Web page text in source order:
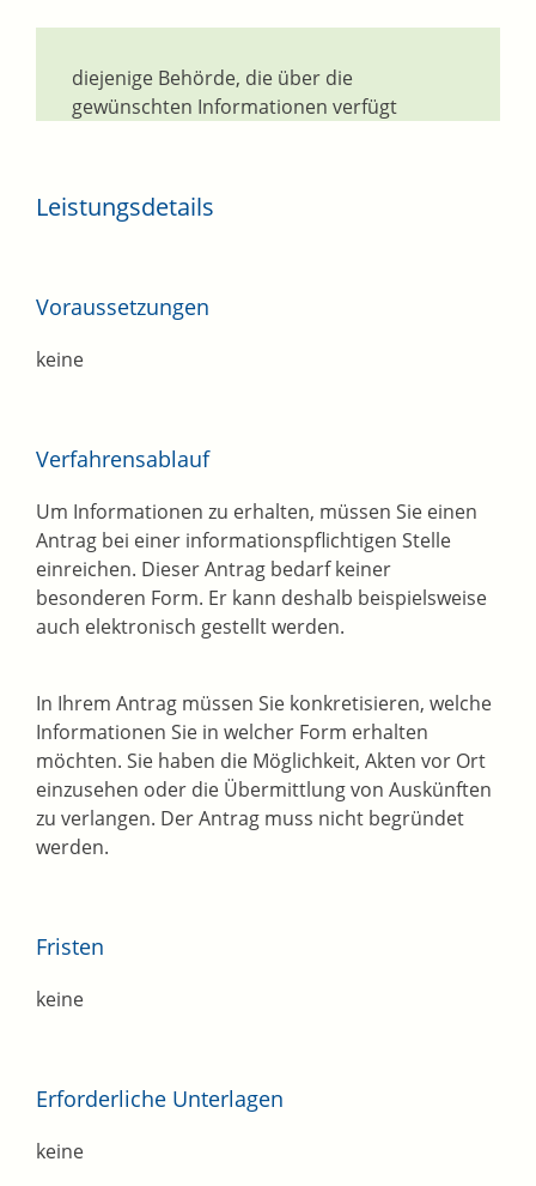
diejenige Behörde, die über die
gewünschten Informationen verfügt
Leistungsdetails
Voraussetzungen
keine
Verfahrensablauf
Um Informationen zu erhalten, müssen Sie einen
Antrag bei einer informationspflichtigen Stelle
einreichen. Dieser Antrag bedarf keiner
besonderen Form. Er kann deshalb beispielsweise
auch elektronisch gestellt werden.
In Ihrem Antrag müssen Sie konkretisieren, welche
Informationen Sie in welcher Form erhalten
möchten. Sie haben die Möglichkeit, Akten vor Ort
einzusehen oder die Übermittlung von Auskünften
zu verlangen. Der Antrag muss nicht begründet
werden.
Fristen
keine
Erforderliche Unterlagen
keine